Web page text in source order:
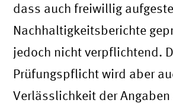
dass auch freiwillig
Nachhaltigkeitsberichte
jedoch nicht verpflichtend.
Prüfungspflicht wird aber
Verlässlichkeit der Angaben